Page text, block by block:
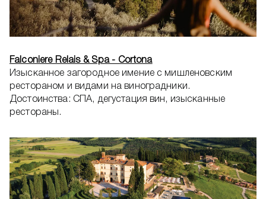
Falconiere Relais & Spa - Cortona
Изысканное загородное имение с мишленовским
рестораном и видами на виноградники.
Достоинства: СПА, дегустация вин, изысканные
рестораны.